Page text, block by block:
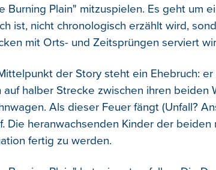
Burning Plain" mitzuspielen. Es geht um
ist, nicht chronologisch erzählt wird,
mit Orts- und Zeitsprüngen serviert
der Story steht ein Ehebruch:
auf halber Strecke zwischen ihren beiden
Als dieser Feuer fängt (Unfall?
Die heranwachsenden Kinder der
fertig zu werden.